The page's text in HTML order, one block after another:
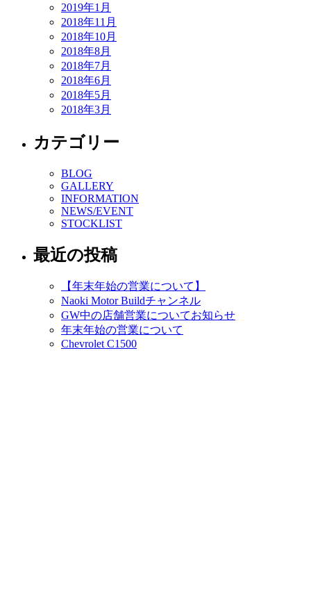
2019年1月
2018年11月
2018年10月
2018年8月
2018年7月
2018年6月
2018年5月
2018年3月
カテゴリー
BLOG
GALLERY
INFORMATION
NEWS/EVENT
STOCKLIST
最近の投稿
【年末年始の営業について】
Naoki Motor Buildチャンネル
GW中の店舗営業についてお知らせ
年末年始の営業について
Chevrolet C1500